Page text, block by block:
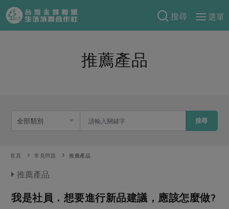
搜尋
選單
產品分類
麵食
海鮮
常備菜
蔬食
預購活動
把最好的台灣味帶回家！
綠主張
主婦食堂
社內大小事
產品故事 生活提案
合作社組織
推薦產品
搜尋
首頁 常見問題 推薦產品
推薦產品
我是社員．想要進行新品建議，應該怎麼做?